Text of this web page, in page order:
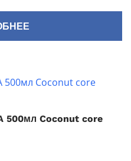
500мл Coconut core